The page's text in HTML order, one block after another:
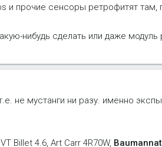
и прочие сенсоры ретрофитят там,
нибудь сделать или даже
не мустанги ни разу. именно
Billet 4.6, Art Carr 4R70W,